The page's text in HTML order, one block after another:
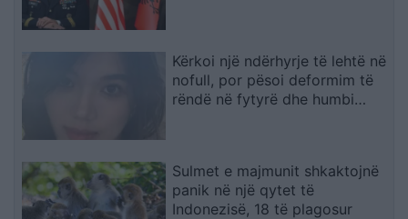
Kërkoi një ndërhyrje të lehtë në
nofull, por pësoi deformim të
rëndë në fytyrë dhe humbi
Sulmet e majmunit shkaktojnë
panik në një qytet të
Indonezisë, 18 të plagosur